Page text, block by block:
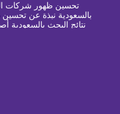
تحسين ظهور شركات
بالسعودية نبذة عن
نتائج البحث